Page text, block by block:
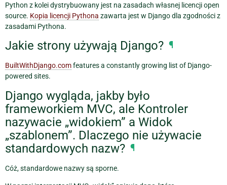
Python z kolei dystrybuowany jest na zasadach własnej licencji open
source. Kopia licencji Pythona zawarta jest w Django dla zgodności z
zasadami Pythona.
Jakie strony używają Django? ¶
BuiltWithDjango.comfeatures a constantly growing list of Django-
powered sites.
Django wygląda, jakby było
frameworkiem MVC, ale Kontroler
nazywacie „widokiem” a Widok
„szablonem”. Dlaczego nie używacie
standardowych nazw? ¶
Cóż, standardowe nazwy są sporne.